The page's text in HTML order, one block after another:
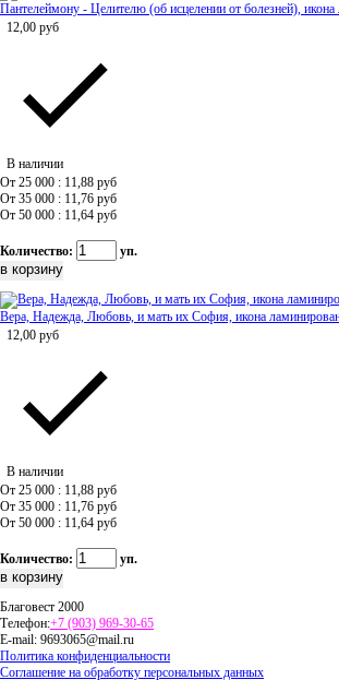
Пантелеймону - Целителю (об исцелении от болезней), икона
12,00 руб
В наличии
От 25 000 : 11,88 руб
От 35 000 : 11,76 руб
От 50 000 : 11,64 руб
Количество: уп.
Вера, Надежда, Любовь, и мать их София, икона
12,00 руб
В наличии
От 25 000 : 11,88 руб
От 35 000 : 11,76 руб
От 50 000 : 11,64 руб
Количество: уп.
Благовест 2000
Телефон:+7 (903) 969-30-65
E-mail: 9693065@mail.ru
Политика конфиденциальности
Соглашение на обработку персональных данных